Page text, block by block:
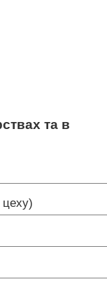
та в
цеху)